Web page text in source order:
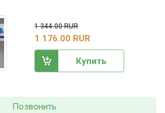
1 344.00 RUR
1 176.00 RUR
Купить
Позвонить